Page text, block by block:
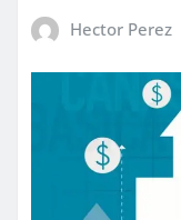
Hector Perez